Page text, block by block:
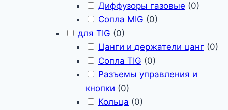
Диффузоры газовые (0)
Сопла MIG (0)
для TIG (0)
Цанги и держатели цанг (0)
Сопла TIG (0)
Разъемы управления и
кнопки (0)
Кольца (0)